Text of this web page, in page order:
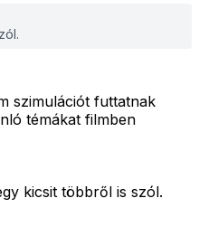
szimulációt futtatnak
témákat filmben
kicsit többről is szól.